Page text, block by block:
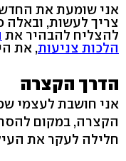
אני שומעת את
צריך לעשות,
להצליח להבהיר את
הלכות צניעות, את
הדרך הקצרה
אני חושבת לעצמי
הקצרה, במקום
חלילה לעקר את